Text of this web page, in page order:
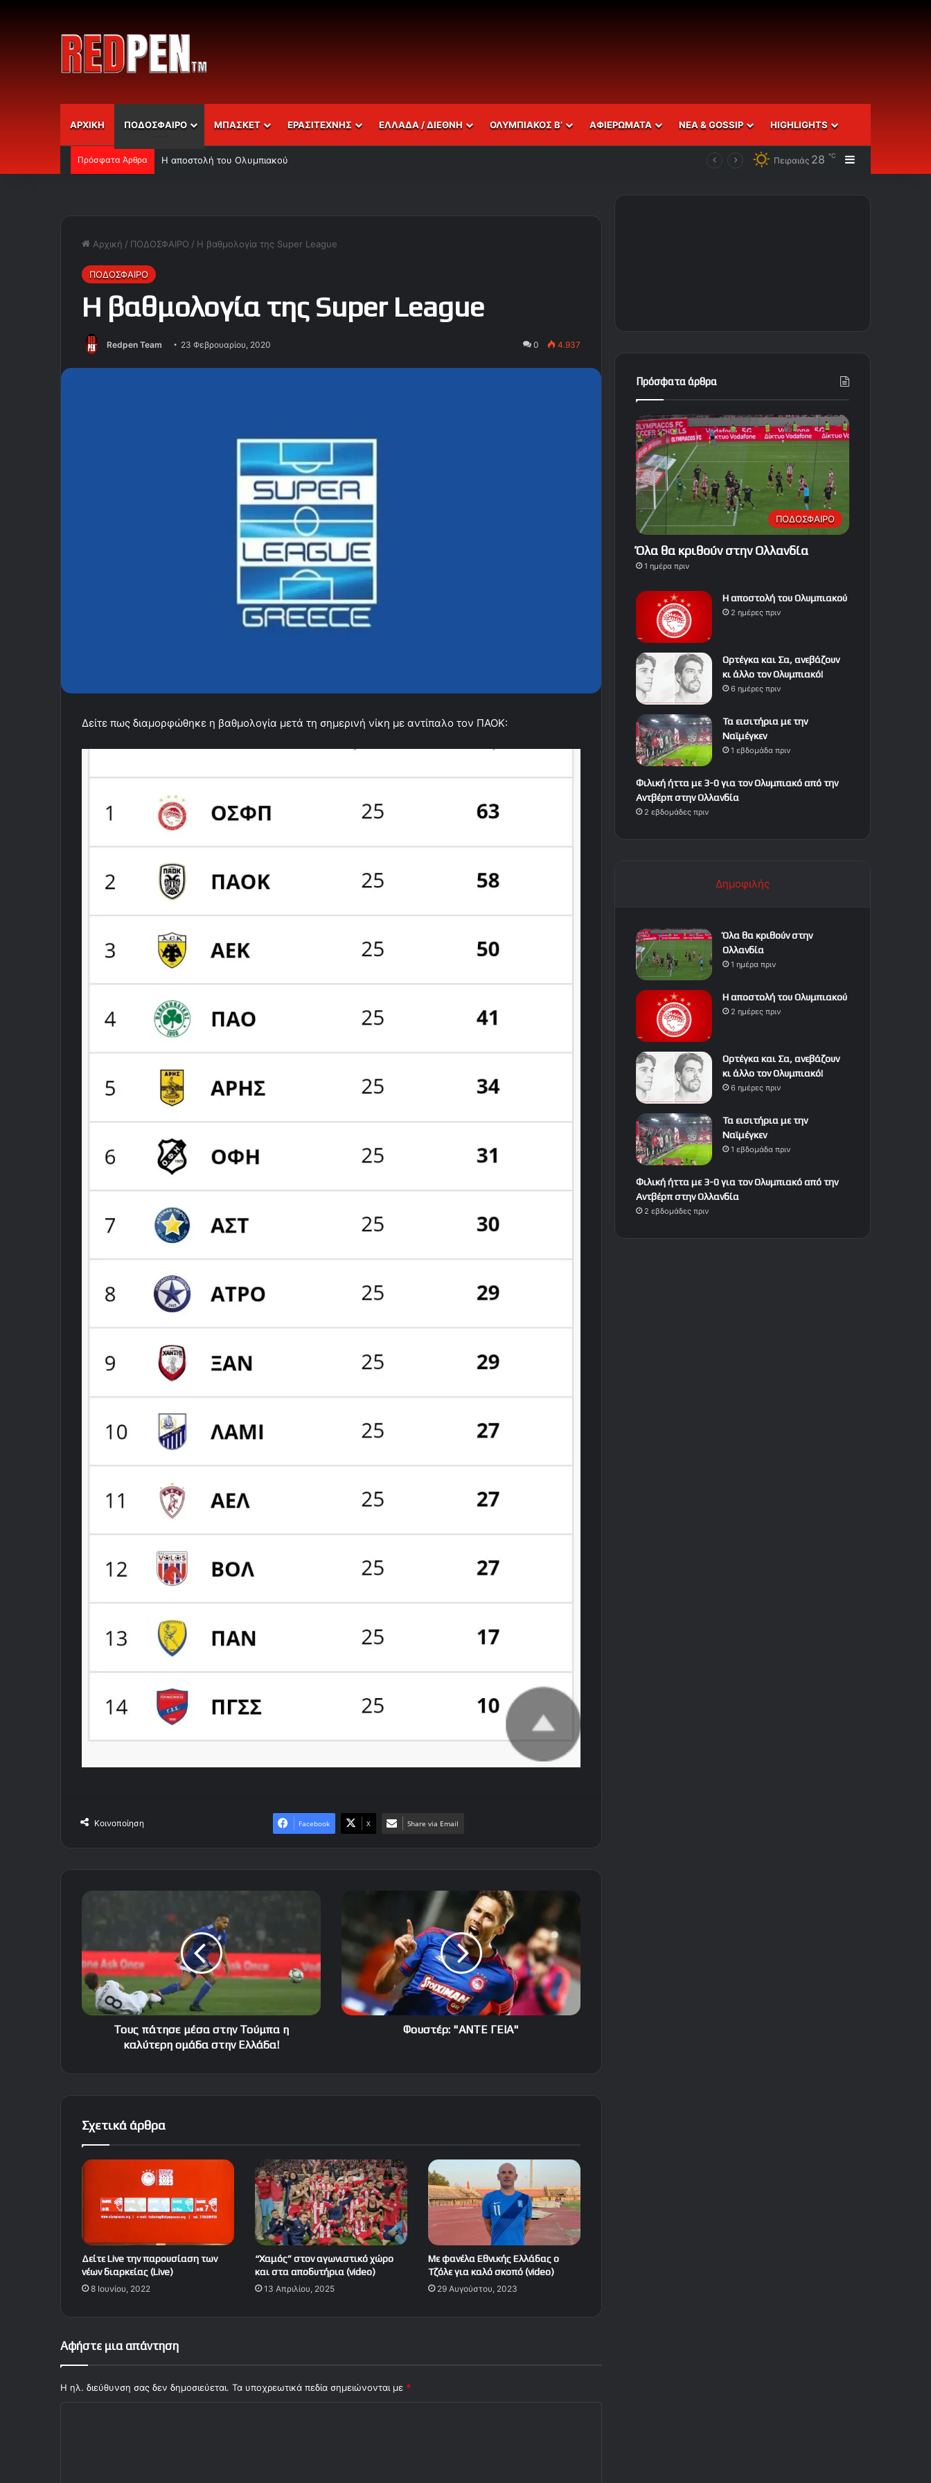
ΑΡΧΙΚΗ ΠΟΔΟΣΦΑΙΡΟ ΜΠΑΣΚΕΤ ΕΡΑΣΙΤΕΧΝΗΣ ΕΛΛΑΔΑ / ΔΙΕΘΝΗ ΟΛΥΜΠΙΑΚΟΣ Β’ ΑΦΙΕΡΩΜΑΤΑ ΝΕΑ & GOSSIP HIGHLIGHTS
Πρόσφατα Άρθρα Η αποστολή του Ολυμπιακού Πειραιάς 28 ℃ Sidebar
Αρχική / ΠΟΔΟΣΦΑΙΡΟ / Η βαθμολογία της Super League
ΠΟΔΟΣΦΑΙΡΟ
Η βαθμολογία της Super League
Redpen Team 23 Φεβρουαρίου, 2020 0 4.937
Δείτε πως διαμορφώθηκε η βαθμολογία μετά τη σημερινή νίκη με αντίπαλο τον ΠΑΟΚ:
Κοινοποίηση Facebook X Share via Email
Τους
μέσα
Τούμπα
η
καλύτερη
ομάδα
στην
Ελλάδα!Τους πάτησε μέσα στην Τούμπα η
καλύτερη ομάδα στην Ελλάδα!
ΓΕΙΑ"
Φουστέρ: "ΑΝΤΕ ΓΕΙΑ"
Σχετικά άρθρα
Δείτε Live την παρουσίαση των
νέων διαρκείας (Live)
8 Ιουνίου, 2022
“Χαμός” στον αγωνιστικό χώρο
και στα αποδυτήρια (video)
13 Απριλίου, 2025
Με φανέλα Εθνικής Ελλάδας ο
Τζόλε για καλό σκοπό (video)
29 Αυγούστου, 2023
Αφήστε μια απάντηση
Η ηλ. διεύθυνση σας δεν δημοσιεύεται. Τα υποχρεωτικά πεδία σημειώνονται με *
Πρόσφατα άρθρα
ΠΟΔΟΣΦΑΙΡΟ
Όλα θα κριθούν στην Ολλανδία
1 ημέρα πριν
Η αποστολή του Ολυμπιακού
2 ημέρες πριν
Ορτέγκα και Σα, ανεβάζουν
κι άλλο τον Ολυμπιακό!
6 ημέρες πριν
Τα εισιτήρια με την
Ναϊμέγκεν
1 εβδομάδα πριν
Φιλική ήττα με 3-0 για τον Ολυμπιακό από την
Αντβέρπ στην Ολλανδία
2 εβδομάδες πριν
Δημοφιλής
Όλα θα κριθούν στην
Ολλανδία
1 ημέρα πριν
Η αποστολή του Ολυμπιακού
2 ημέρες πριν
Ορτέγκα και Σα, ανεβάζουν
κι άλλο τον Ολυμπιακό!
6 ημέρες πριν
Τα εισιτήρια με την
Ναϊμέγκεν
1 εβδομάδα πριν
Φιλική ήττα με 3-0 για τον Ολυμπιακό από την
Αντβέρπ στην Ολλανδία
2 εβδομάδες πριν